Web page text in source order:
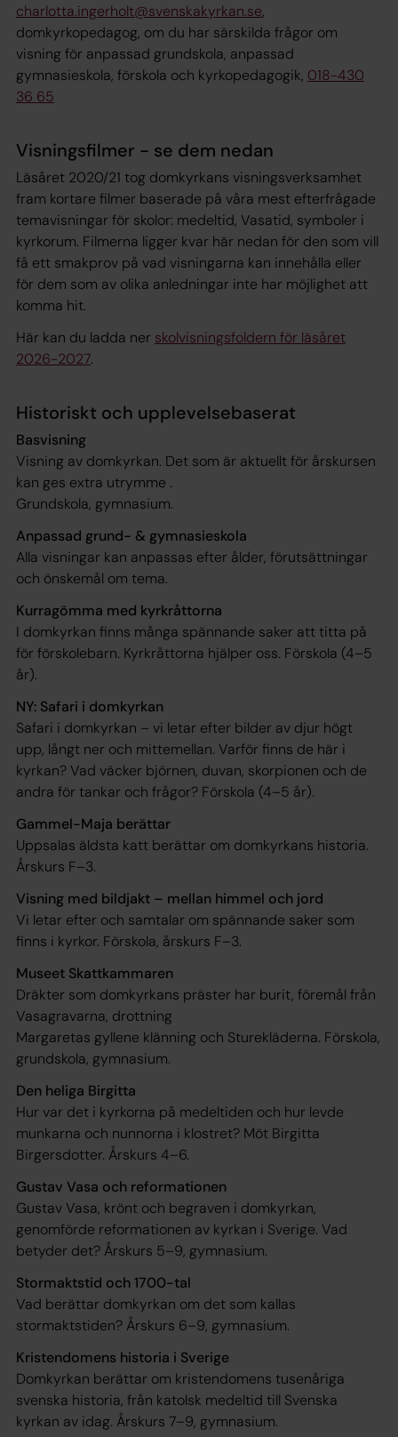
charlotta.ingerholt@svenskakyrkan.se,
domkyrkopedagog, om du har särskilda frågor om
visning för anpassad grundskola, anpassad
gymnasieskola, ­förskola och kyrkopedagogik, 018-430
36 65
Visningsfilmer - se dem nedan
Läsåret 2020/21 tog domkyrkans visningsverksamhet
fram kortare filmer baserade på våra mest efterfrågade
temavisningar för skolor: medeltid, Vasatid, symboler i
kyrkorum. Filmerna ligger kvar här nedan för den som vill
få ett smakprov på vad visningarna kan innehålla eller
för dem som av olika anledningar inte har möjlighet att
komma hit.
Här kan du ladda ner skolvisningsfoldern för läsåret
2026-2027.
Historiskt och upplevelsebaserat
Basvisning
Visning av domkyrkan. Det som är aktuellt för årskursen
kan ges extra utrymme .
Grundskola, gymnasium.
Anpassad grund- & gymnasieskola
Alla visningar kan anpassas efter ålder, förutsättningar
och önskemål om tema.
Kurragömma med kyrkråttorna
I domkyrkan finns många spännande saker att titta på
för förskolebarn. Kyrkråttorna hjälper oss. Förskola (4–5
år).
NY: Safari i domkyrkan
Safari i domkyrkan – vi letar efter bilder av djur högt
upp, långt ner och mittemellan. Varför finns de här i
kyrkan? Vad väcker björnen, duvan, skorpionen och de
andra för tankar och frågor? Förskola (4–5 år).
Gammel-Maja berättar
Uppsalas äldsta katt berättar om domkyrkans historia.
Årskurs F–3.
Visning med bildjakt – mellan ­himmel och jord
Vi letar efter och samtalar om spännande saker som
finns i kyrkor. ­ Förskola, årskurs F–3.
Museet Skattkammaren
Dräkter som domkyrkans präster har burit, föremål från
Vasagravarna, drottning
Margaretas gyllene klänning och Sturekläderna. Förskola,
grundskola, gymnasium.
Den heliga Birgitta
Hur var det i kyrkorna på medeltiden och hur levde
munkarna och nunnorna i klostret? Möt Birgitta
Birgersdotter. Årskurs 4–6.
Gustav Vasa och reformationen
Gustav Vasa, krönt och begraven i dom­kyrkan,
genomförde reformationen av kyrkan i Sverige. Vad
betyder det? Årskurs 5–9, gymnasium.
Stormaktstid och 1700-tal
Vad berättar domkyrkan om det som kallas
stormaktstiden? Årskurs 6–9, gymnasium.
Kristendomens historia i Sverige
Domkyrkan berättar om kristendomens tusenåriga
svenska ­historia, från katolsk medeltid till Svenska
kyrkan av idag. Årskurs 7–9, gymnasium.